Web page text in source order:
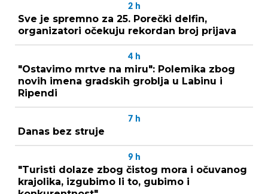
2 h
Sve je spremno za 25. Porečki delfin,
organizatori očekuju rekordan broj prijava
4 h
"Ostavimo mrtve na miru": Polemika zbog
novih imena gradskih groblja u Labinu i
Ripendi
7 h
Danas bez struje
9 h
"Turisti dolaze zbog čistog mora i očuvanog
krajolika, izgubimo li to, gubimo i